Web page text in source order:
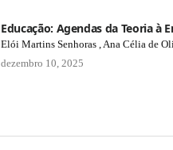
Educação: Agendas da Teoria à
Elói Martins Senhoras , Ana Célia de
dezembro 10, 2025